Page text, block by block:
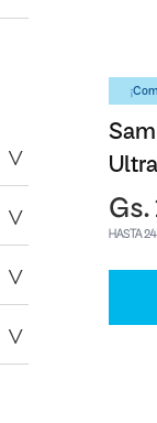
HASTA